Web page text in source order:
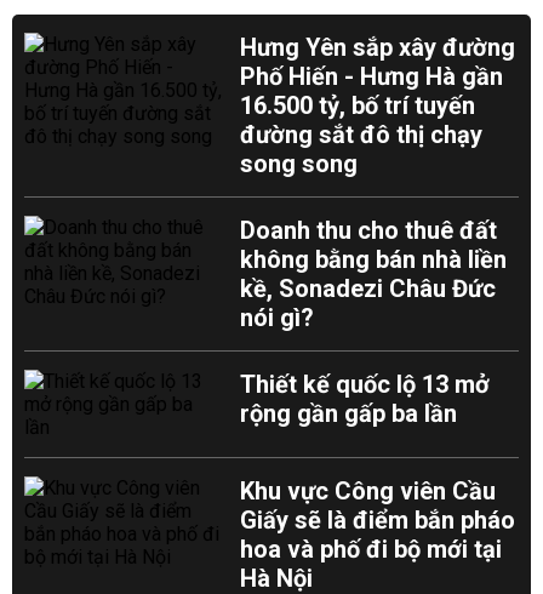
Hưng Yên sắp xây đường
Phố Hiến - Hưng Hà gần
16.500 tỷ, bố trí tuyến
đường sắt đô thị chạy
song song
Doanh thu cho thuê đất
không bằng bán nhà liền
kề, Sonadezi Châu Đức
nói gì?
Thiết kế quốc lộ 13 mở
rộng gần gấp ba lần
Khu vực Công viên Cầu
Giấy sẽ là điểm bắn pháo
hoa và phố đi bộ mới tại
Hà Nội